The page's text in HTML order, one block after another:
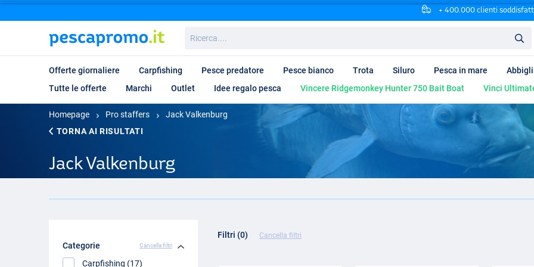
+ 400.000 clienti
Offerte giornaliere Carpfishing Pesce predatore Pesce bianco Trota Siluro Pesca in mare
Tutte le offerte
Marchi Outlet Idee regalo pesca Vincere Ridgemonkey Hunter 750 Bait Boat Vinci
Homepage Pro staffers
Jack Valkenburg
TORNA AI RISULTATI
Jack Valkenburg
Categorie Cancella filtri
Carpfishing (17)
Filtri (0) Cancella filtri